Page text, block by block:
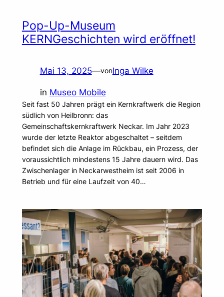
Pop-Up-Museum
KERNGeschichten wird eröffnet!
Mai 13, 2025—vonInga Wilke
in Museo Mobile
Seit fast 50 Jahren prägt ein Kernkraftwerk die Region
südlich von Heilbronn: das
Gemeinschaftskernkraftwerk Neckar. Im Jahr 2023
wurde der letzte Reaktor abgeschaltet – seitdem
befindet sich die Anlage im Rückbau, ein Prozess, der
voraussichtlich mindestens 15 Jahre dauern wird. Das
Zwischenlager in Neckarwestheim ist seit 2006 in
Betrieb und für eine Laufzeit von 40…